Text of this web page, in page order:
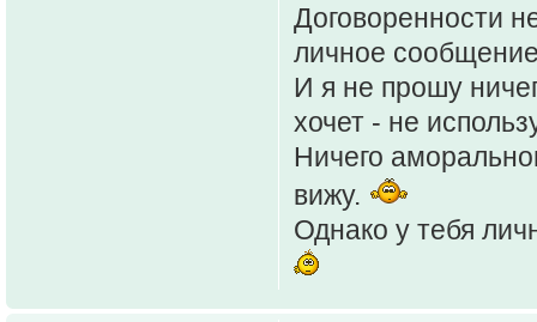
Договоренности
личное
И я не прошу
хочет - не
Ничего
вижу.
Однако у тебя